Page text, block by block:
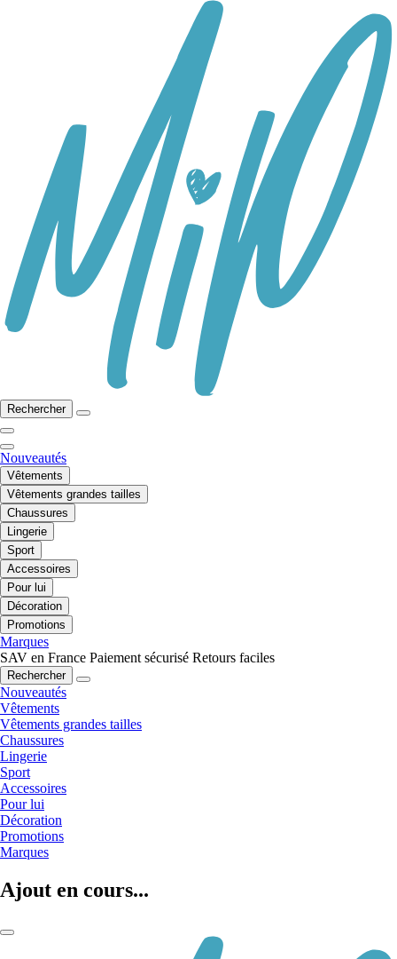
Rechercher
Nouveautés
Vêtements
Vêtements grandes tailles
Chaussures
Lingerie
Sport
Accessoires
Pour lui
Décoration
Promotions
Marques
SAV en France Paiement sécurisé Retours faciles
Rechercher
Nouveautés
Vêtements
Vêtements grandes tailles
Chaussures
Lingerie
Sport
Accessoires
Pour lui
Décoration
Promotions
Marques
Ajout en cours...